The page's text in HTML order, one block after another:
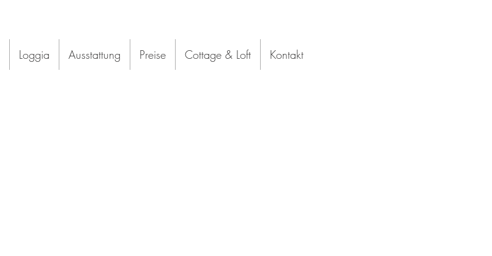
Loggia Ausstattung Preise Cottage & Loft Kontakt